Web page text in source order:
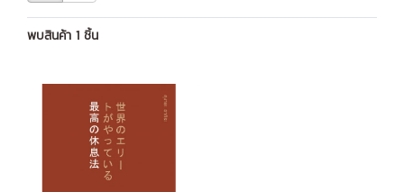
พบสินค้า 1 ชิ้น